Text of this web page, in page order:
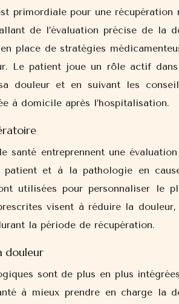
primordiale pour une récupération
de l’évaluation précise de la
place de stratégies
Le patient joue un rôle actif
douleur et en suivant les
à domicile après l’hospitalisation.
santé entreprennent une
et à la pathologie en
utilisées pour personnaliser le
visent à réduire la
la période de récupération.
douleur
sont de plus en plus
à mieux prendre en charge la